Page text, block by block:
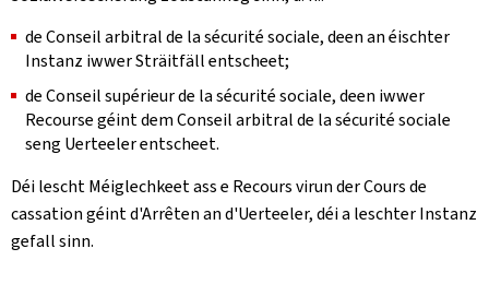
de Conseil arbitral de la sécurité sociale, deen an éischter
Instanz iwwer Sträitfäll entscheet;
de Conseil supérieur de la sécurité sociale, deen iwwer
Recourse géint dem Conseil arbitral de la sécurité sociale
seng Uerteeler entscheet.
Déi lescht Méiglechkeet ass e Recours virun der Cours de
cassation géint d'Arrêten an d'Uerteeler, déi a leschter Instanz
gefall sinn.